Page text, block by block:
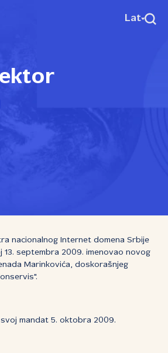
Lat
nacionalnog Internet domena Srbije
13. septembra 2009. imenovao novog
Marinkovića, doskorašnjeg
mandat 5. oktobra 2009.